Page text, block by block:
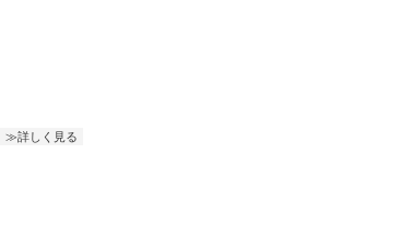
詳しく見る